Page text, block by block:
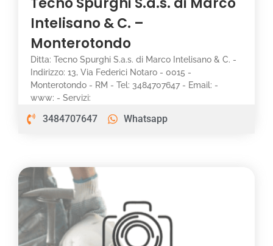
Intelisano & C. –
Monterotondo
Ditta: Tecno Spurghi S.a.s. di Marco Intelisano & C. -
Indirizzo: 13, Via Federici Notaro - 0015 -
Monterotondo - RM - Tel: 3484707647 - Email: -
www: - Servizi:
3484707647 Whatsapp